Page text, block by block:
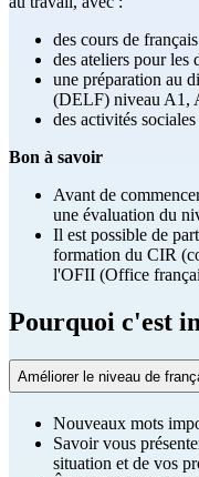
des cours de français
des ateliers pour les
une préparation au
(DELF) niveau A1,
des activités
Bon à savoir
Avant de
une évaluation du
Il est possible de
formation du CIR
l'OFII (Office
Pourquoi c'est
Améliorer le niveau de
Nouveaux mots
Savoir vous
situation et de vos